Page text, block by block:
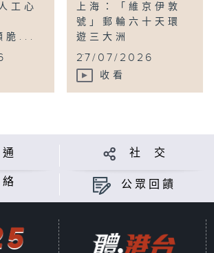
工心
脆...
上海：「維京伊敦
號」郵輪六十天環
遊三大洲
...
27/07/2026
收看
社 交
公眾回饋